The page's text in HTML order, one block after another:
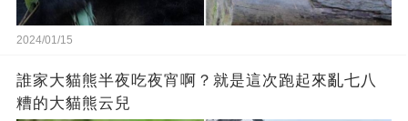
2024/01/15
誰家大貓熊半夜吃夜宵啊？就是這次跑起來亂七八
糟的大貓熊云兒